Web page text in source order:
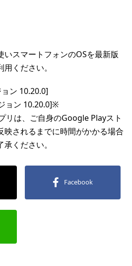
いスマートフォンのOSを最新版
ください。
ン 10.20.0]
ョン 10.20.0]※
リは、ご自身のGoogle Playスト
映されるまでに時間がかかる場合
ください。
Facebook